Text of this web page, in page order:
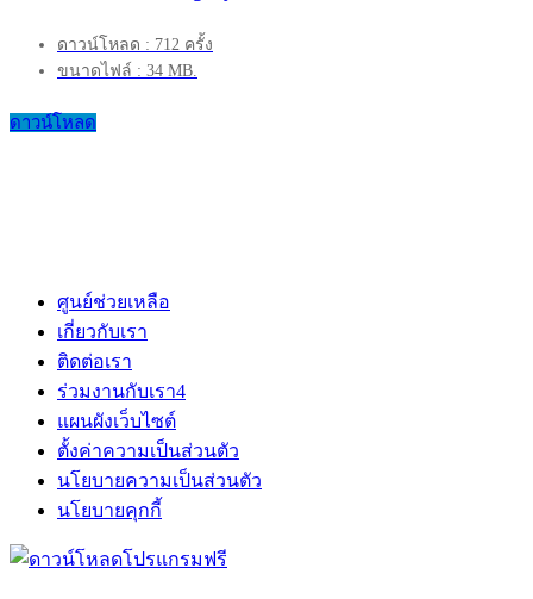
ดาวน์โหลด : 712 ครั้ง
ขนาดไฟล์ : 34 MB.
ดาวน์โหลด
ศูนย์ช่วยเหลือ
เกี่ยวกับเรา
ติดต่อเรา
ร่วมงานกับเรา4
แผนผังเว็บไซต์
ตั้งค่าความเป็นส่วนตัว
นโยบายความเป็นส่วนตัว
นโยบายคุกกี้